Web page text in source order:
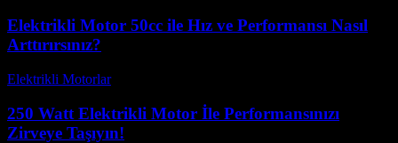
Elektrikli Motor 50cc ile Hız ve Performansı Nasıl
Arttırırsınız?
Elektrikli Motorlar-
250 Watt Elektrikli Motor İle Performansınızı
Zirveye Taşıyın!